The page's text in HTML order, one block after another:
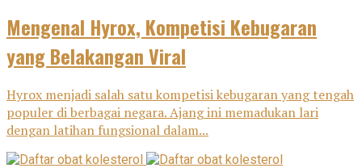
Mengenal Hyrox, Kompetisi Kebugaran
yang Belakangan Viral
Hyrox menjadi salah satu kompetisi kebugaran yang tengah
populer di berbagai negara. Ajang ini memadukan lari
dengan latihan fungsional dalam...